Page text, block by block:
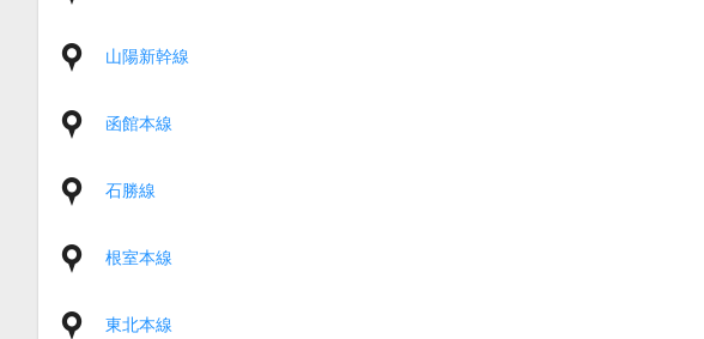
山陽新幹線
函館本線
石勝線
根室本線
東北本線